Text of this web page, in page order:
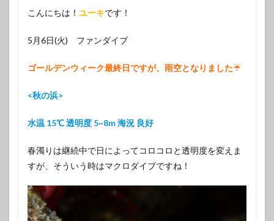
こんにちは！ ユーキです！
5月6日(火) ファンダイブ
ゴールデンウィーク最終日ですが、雨空となりました☔️
<秋の浜>
水温 15℃ 透明度 5~8m 海況 良好
春濁りは継続中で日によってコロコロと透明度を変えま
すが、そういう時はマクロダイブですね！